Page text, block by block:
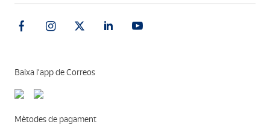
Baixa l’app de Correos
Mètodes de pagament